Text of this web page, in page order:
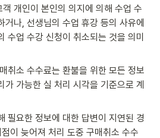
객 개인이 본인의 의지에 의해 수업 수
거나, 선생님의 수업 휴강 등의 사유에
수업 수강 신청이 취소되는 것을 의미
취소 수수료는 환불을 위한 모든 정보
가 가능한 실 처리 시각을 기준으로 계
필요한 정보에 대한 답변이 지연된 경
이 늦어져 처리 도중 구매취소 수수